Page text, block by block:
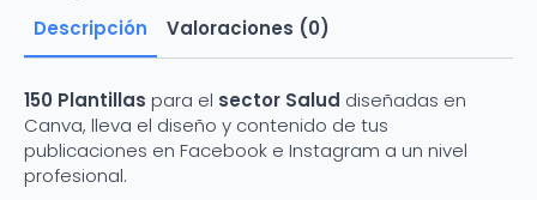
Instagram
cantidad
Descripción
Valoraciones (0)
150 Plantillas para el sector Salud diseñadas en
Canva, lleva el diseño y contenido de tus
publicaciones en Facebook e Instagram a un nivel
profesional.